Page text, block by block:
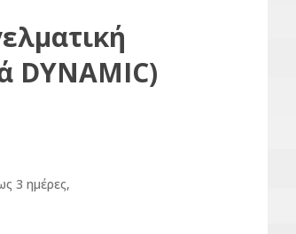
DYNAMIC)
3 ημέρες,